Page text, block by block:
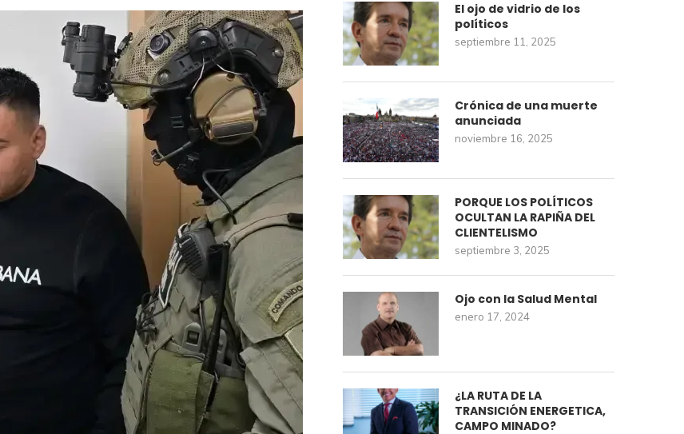
El ojo de vidrio de los
políticos
septiembre 11, 2025
Crónica de una muerte
anunciada
noviembre 16, 2025
PORQUE LOS POLÍTICOS
OCULTAN LA RAPIÑA DEL
CLIENTELISMO
septiembre 3, 2025
Ojo con la Salud Mental
enero 17, 2024
¿LA RUTA DE LA
TRANSICIÓN ENERGETICA,
CAMPO MINADO?